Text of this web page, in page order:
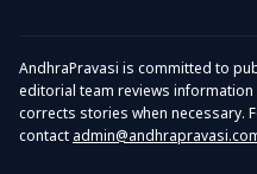
AndhraPravasi is committed to
editorial team reviews
corrects stories when necessary.
contact